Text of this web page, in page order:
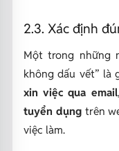
2.3. Xác định
Một trong những
không dấu vết” là
xin việc qua email
tuyển dụngtrên
việc làm.